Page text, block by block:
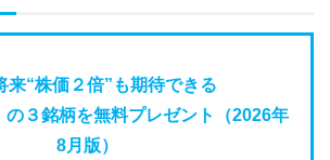
来“株価２倍”も期待できる
の３銘柄を無料プレゼント（2026年
8月版）